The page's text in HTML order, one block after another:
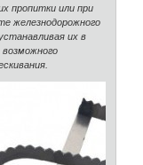
пропитки или при
железнодорожного
их в